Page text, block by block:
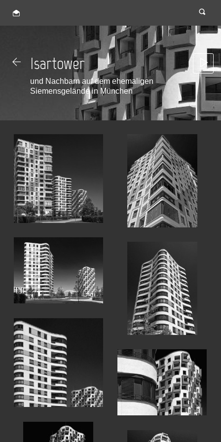
Isartower
und Nachbarn auf dem ehemaligen
Siemensgelände in München